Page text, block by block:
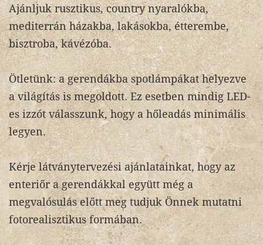
Ajánljuk rusztikus, country nyaralókba,
mediterrán házakba, lakásokba, étterembe,
bisztroba, kávézóba.
Ötletünk: a gerendákba spotlámpákat helyezve
a világítás is megoldott. Ez esetben mindig LED-
es izzót válasszunk, hogy a hőleadás minimális
legyen.
Kérje látványtervezési ajánlatainkat, hogy az
enteriőr a gerendákkal együtt még a
megvalósulás előtt meg tudjuk Önnek mutatni
fotorealisztikus formában.